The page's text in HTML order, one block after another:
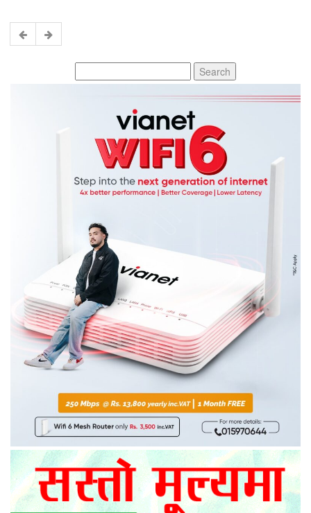
for: